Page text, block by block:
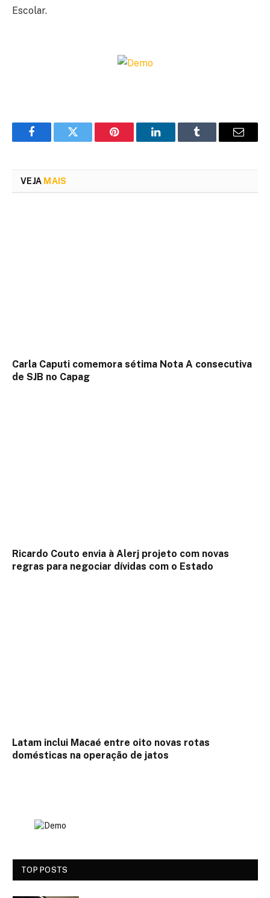
Escolar.
FacebookTwitter Pinterest LinkedInTumblr Email
VEJA MAIS
Carla Caputi comemora sétima Nota A consecutiva
de SJB no Capag
Ricardo Couto envia à Alerj projeto com novas
regras para negociar dívidas com o Estado
Latam inclui Macaé entre oito novas rotas
domésticas na operação de jatos
TOP POSTS